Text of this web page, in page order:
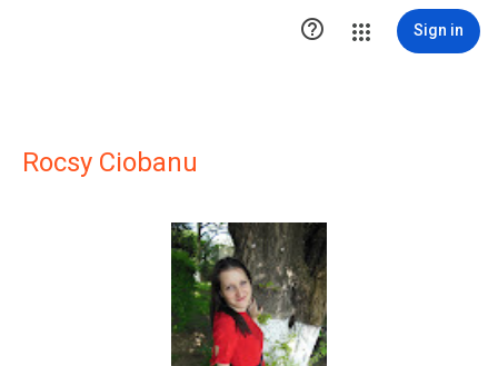
 Sign in
Rocsy Ciobanu